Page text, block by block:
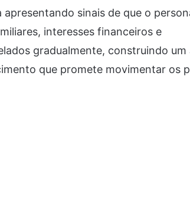
sinais de que o
interesses financeiros e
gradualmente, construindo um
que promete movimentar os